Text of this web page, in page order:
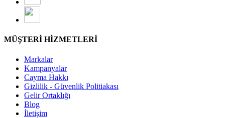
MÜŞTERİ HİZMETLERİ
Markalar
Kampanyalar
Cayma Hakkı
Gizlilik - Güvenlik Politiakası
Gelir Ortaklığı
Blog
İletişim